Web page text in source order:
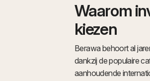
Waarom
kiezen
Berawa behoort al
dankzij de populaire
aanhoudende